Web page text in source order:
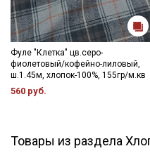
Фуле "Клетка" цв.серо-
фиолетовый/кофейно-лиловый,
ш.1.45м, хлопок-100%, 155гр/м.кв
560 руб.
Товары из раздела